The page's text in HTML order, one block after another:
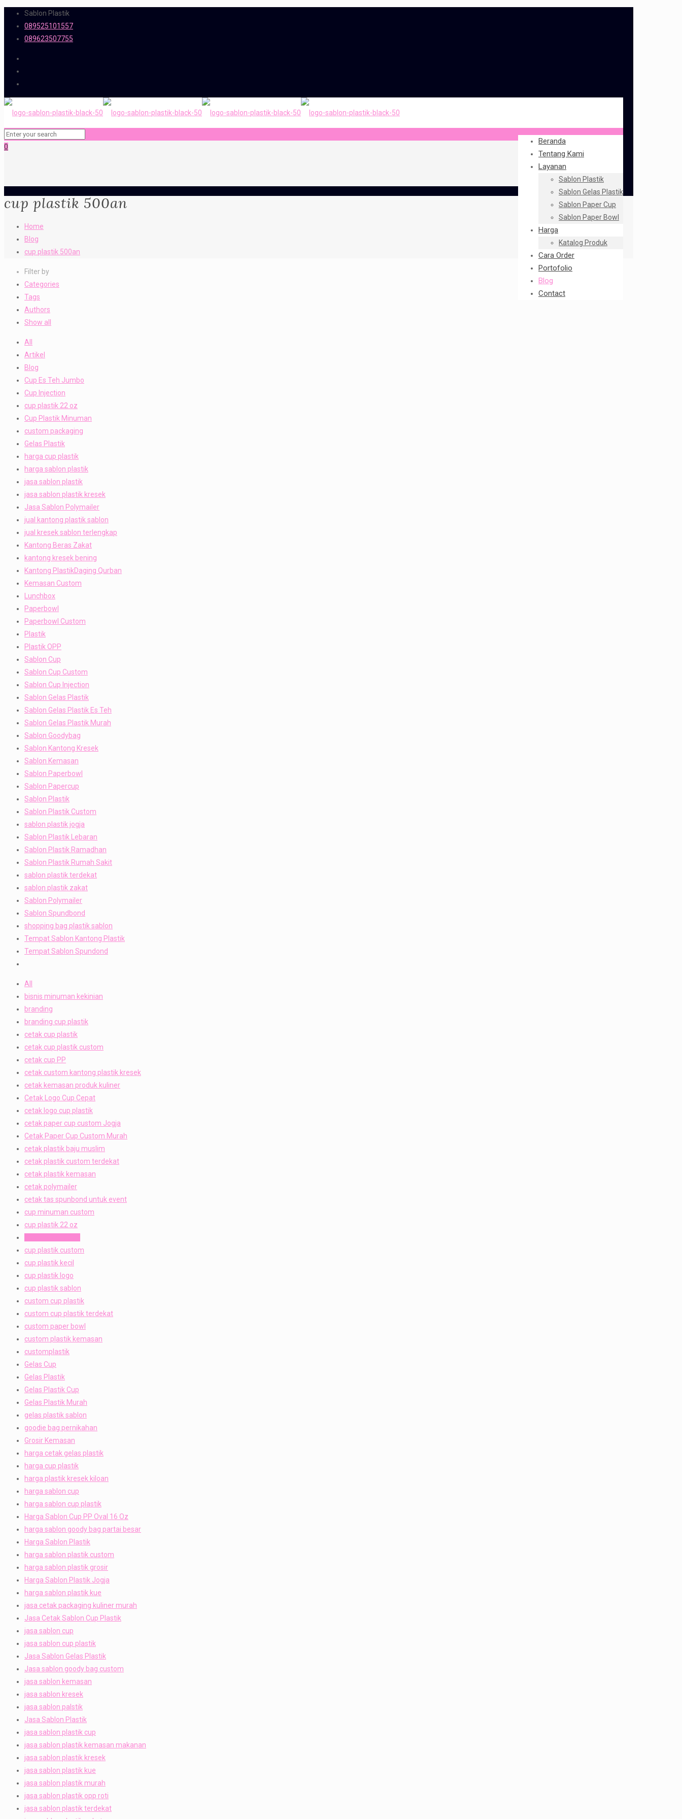
Sablon Plastik
089525101557
089623507755
Beranda
Tentang Kami
Layanan
Sablon Plastik
Sablon Gelas Plastik
Sablon Paper Cup
Sablon Paper Bowl
Harga
Katalog Produk
Cara Order
Portofolio
Blog
Contact
0
cup plastik 500an
Home
Blog
cup plastik 500an
Filter by
Categories
Tags
Authors
Show all
All
Artikel
Blog
Cup Es Teh Jumbo
Cup Injection
cup plastik 22 oz
Cup Plastik Minuman
custom packaging
Gelas Plastik
harga cup plastik
harga sablon plastik
jasa sablon plastik
jasa sablon plastik kresek
Jasa Sablon Polymailer
jual kantong plastik sablon
jual kresek sablon terlengkap
Kantong Beras Zakat
kantong kresek bening
Kantong PlastikDaging Qurban
Kemasan Custom
Lunchbox
Paperbowl
Paperbowl Custom
Plastik
Plastik OPP
Sablon Cup
Sablon Cup Custom
Sablon Cup Injection
Sablon Gelas Plastik
Sablon Gelas Plastik Es Teh
Sablon Gelas Plastik Murah
Sablon Goodybag
Sablon Kantong Kresek
Sablon Kemasan
Sablon Paperbowl
Sablon Papercup
Sablon Plastik
Sablon Plastik Custom
sablon plastik jogja
Sablon Plastik Lebaran
Sablon Plastik Ramadhan
Sablon Plastik Rumah Sakit
sablon plastik terdekat
sablon plastik zakat
Sablon Polymailer
Sablon Spundbond
shopping bag plastik sablon
Tempat Sablon Kantong Plastik
Tempat Sablon Spundond
All
bisnis minuman kekinian
branding
branding cup plastik
cetak cup plastik
cetak cup plastik custom
cetak cup PP
cetak custom kantong plastik kresek
cetak kemasan produk kuliner
Cetak Logo Cup Cepat
cetak logo cup plastik
cetak paper cup custom Jogja
Cetak Paper Cup Custom Murah
cetak plastik baju muslim
cetak plastik custom terdekat
cetak plastik kemasan
cetak polymailer
cetak tas spunbond untuk event
cup minuman custom
cup plastik 22 oz
cup plastik custom
cup plastik kecil
cup plastik logo
cup plastik sablon
custom cup plastik
custom cup plastik terdekat
custom paper bowl
custom plastik kemasan
customplastik
Gelas Cup
Gelas Plastik
Gelas Plastik Cup
Gelas Plastik Murah
gelas plastik sablon
goodie bag pernikahan
Grosir Kemasan
harga cetak gelas plastik
harga cup plastik
harga plastik kresek kiloan
harga sablon cup
harga sablon cup plastik
Harga Sablon Cup PP Oval 16 Oz
harga sablon goody bag partai besar
Harga Sablon Plastik
harga sablon plastik custom
harga sablon plastik grosir
Harga Sablon Plastik Jogja
harga sablon plastik kue
jasa cetak packaging kuliner murah
Jasa Cetak Sablon Cup Plastik
jasa sablon cup
jasa sablon cup plastik
Jasa Sablon Gelas Plastik
Jasa sablon goody bag custom
jasa sablon kemasan
jasa sablon kresek
jasa sablon palstik
Jasa Sablon Plastik
jasa sablon plastik cup
jasa sablon plastik kemasan makanan
jasa sablon plastik kresek
jasa sablon plastik kue
jasa sablon plastik murah
jasa sablon plastik opp roti
jasa sablon plastik terdekat